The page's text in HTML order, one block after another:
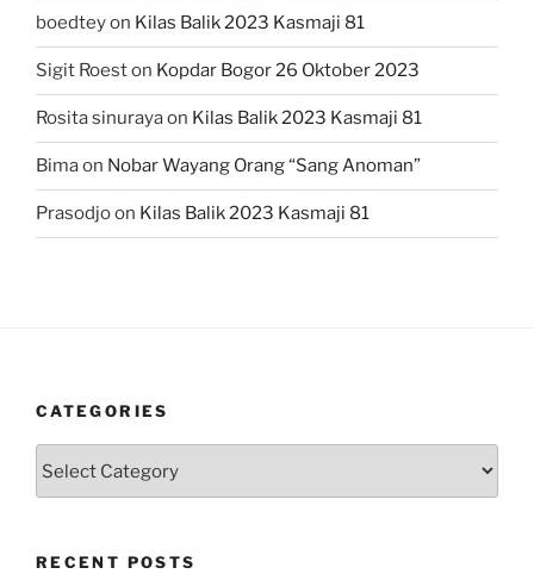
boedteyon Kilas Balik 2023 Kasmaji 81
Sigit Roeston Kopdar Bogor 26 Oktober 2023
Rosita sinurayaon Kilas Balik 2023 Kasmaji 81
Bimaon Nobar Wayang Orang “Sang Anoman”
Prasodjoon Kilas Balik 2023 Kasmaji 81
CATEGORIES
RECENT POSTS